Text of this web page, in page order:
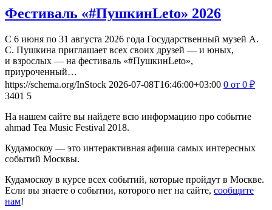
Фестиваль «#ПушкинLeto» 2026
С 6 июня по 31 августа 2026 года Государственный музей А.
С. Пушкина приглашает всех своих друзей — и юных,
и взрослых — на фестиваль «#ПушкинLeto»,
приуроченный…
https://schema.org/InStock 2026-07-08T16:46:00+03:00 0 от 0 ₽
3401 5
На нашем сайте вы найдете всю информацию про событие
ahmad Tea Music Festival 2018.
Кудамоскоу — это интерактивная афиша самых интересных
событий Москвы.
Кудамоскоу в курсе всех событий, которые пройдут в Москве.
Если вы знаете о событии, которого нет на сайте, сообщите
нам!